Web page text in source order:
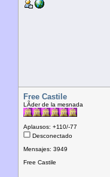
Free Castile
LÃ­der de la mesnada
Aplausos: +110/-77
Desconectado
Mensajes: 3949
Free Castile